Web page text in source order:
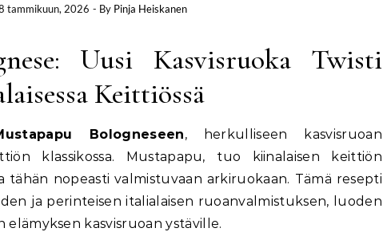
tammikuun, 2026 - By Pinja Heiskanen
Uusi Kasvisruoka Twisti
Keittiössä
Bologneseen, herkulliseen kasvisruoan
klassikossa. Mustapapu, tuo kiinalaisen keittiön
tähän nopeasti valmistuvaan arkiruokaan. Tämä resepti
ja perinteisen italialaisen ruoanvalmistuksen, luoden
kasvisruoan ystäville.